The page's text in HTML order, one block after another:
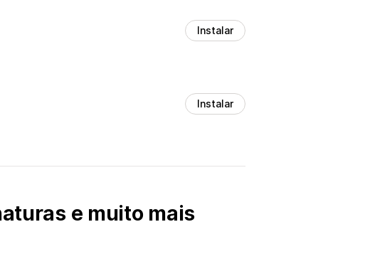
Instalar
Instalar
e muito mais